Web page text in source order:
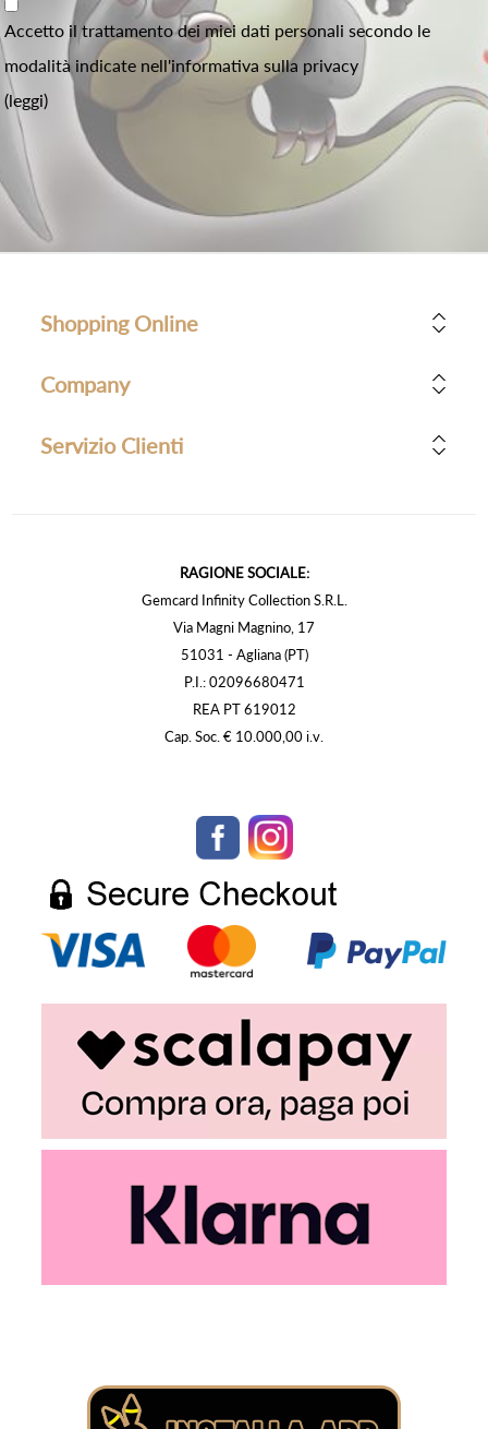
Accetto il trattamento dei miei dati personali secondo le
modalità indicate nell'informativa sulla privacy
(leggi)
Shopping Online
Company
Servizio Clienti
RAGIONE SOCIALE:
Gemcard Infinity Collection S.R.L.
Via Magni Magnino, 17
51031 - Agliana (PT)
P.I.: 02096680471
REA PT 619012
Cap. Soc. € 10.000,00 i.v.